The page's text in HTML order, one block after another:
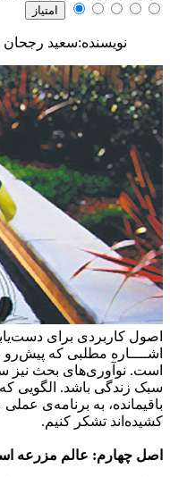
نویسنده:سعید رجحان
اصول کاربردی برای
اشــــاره مطلبی که پیش‌رو
است. نوآوری‌های بحث نیز
سبک زندگی باشد. الگویی
باقیمانده، به برنامه‌ی
کشیده‌اند تشکر کنیم.
اصل چهارم: عالم مزرعه